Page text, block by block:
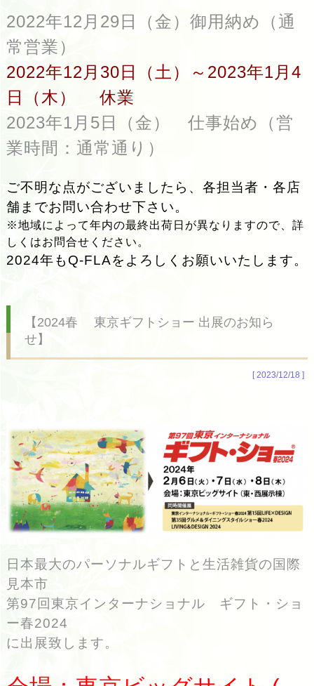
2022年12月29日（金）御用納め（通
常営業）
2022年12月30日（土）～2023年1月4
日（木） 休業
2023年1月5日（金） 仕事始め（営
業時間：通常通り）
ご不明な点がございましたら、各担当者・各店
舗までお問い合わせ下さい。
※地域によって年内の最終出荷日が異なりますので、詳
しくはお問合せください。
2024年もQ-FLAをよろしくお願いいたします。
【2024春 東京ギフトショー 出展のお知ら
せ】
[ 2023/12/18 ]
日本最大のパーソナルギフトと生活雑貨の国際
見本市
第97回東京インターナショナル ギフト・ショ
ー春2024
に出展致します。